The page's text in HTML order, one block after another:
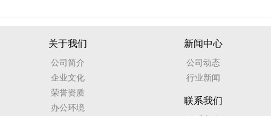
关于我们
公司简介
企业文化
荣誉资质
办公环境
新闻中心
公司动态
行业新闻
联系我们